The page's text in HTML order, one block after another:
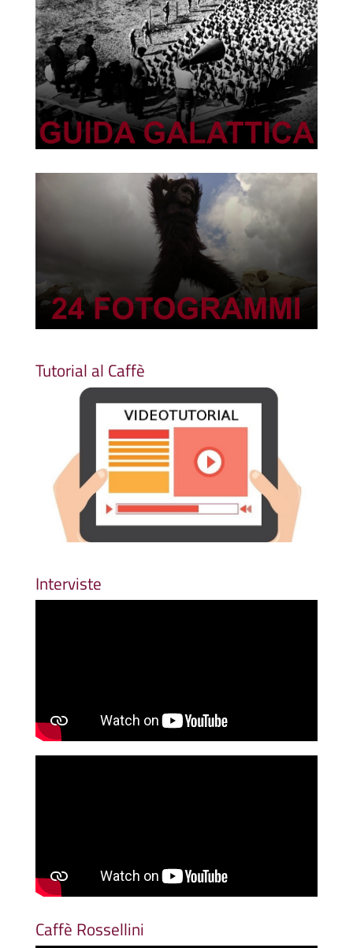
Tutorial al Caffè
Interviste
Caffè Rossellini